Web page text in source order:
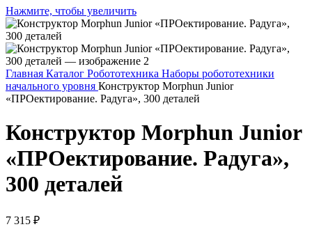
Нажмите, чтобы увеличить
Главная Каталог Робототехника Наборы робототехники
начального уровня Конструктор Morphun Junior
«ПРОектирование. Радуга», 300 деталей
Конструктор Morphun Junior
«ПРОектирование. Радуга»,
300 деталей
7 315 ₽